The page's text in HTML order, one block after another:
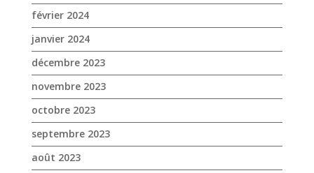
février 2024
janvier 2024
décembre 2023
novembre 2023
octobre 2023
septembre 2023
août 2023